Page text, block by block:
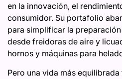
en la innovación, el
consumidor. Su portafolio
para simplificar la
desde freidoras de aire y
hornos y máquinas para
Pero una vida más